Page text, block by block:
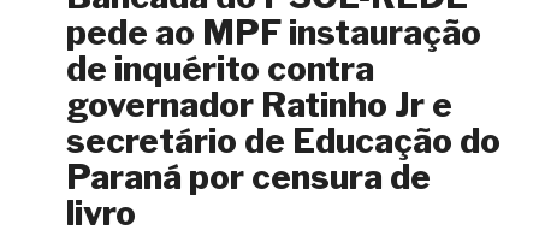
pede ao MPF instauração
de inquérito contra
governador Ratinho Jr e
secretário de Educação do
Paraná por censura de
livro